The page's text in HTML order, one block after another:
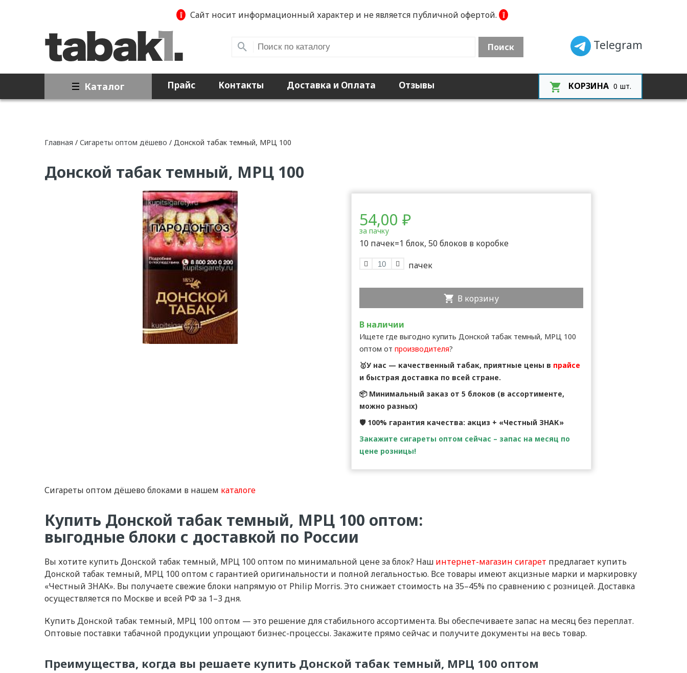
❕ Сайт носит информационный характер и не является публичной офертой. ❕
Поиск Telegram
Каталог Прайс Контакты Доставка и Оплата Отзывы КОРЗИНА 0 шт.
Главная / Сигареты оптом дёшево / Донской табак темный, МРЦ 100
Донской табак темный, МРЦ 100
54,00 ₽
за пачку
10 пачек=1 блок, 50 блоков в коробке
В корзину
В наличии
Ищете где выгодно купить Донской табак темный, МРЦ 100
оптом от производителя?
🥇У нас — качественный табак, приятные цены в прайсе
и быстрая доставка по всей стране.
📦 Минимальный заказ от 5 блоков (в ассортименте,
можно разных)
🛡 100% гарантия качества: акциз + «Честный ЗНАК»
Закажите сигареты оптом сейчас – запас на месяц по
цене розницы!
Сигареты оптом дёшево блоками в нашем каталоге
Купить Донской табак темный, МРЦ 100 оптом:
выгодные блоки с доставкой по России
Вы хотите купить Донской табак темный, МРЦ 100 оптом по минимальной цене за блок? Наш интернет-магазин сигарет предлагает купить
Донской табак темный, МРЦ 100 оптом с гарантией оригинальности и полной легальностью. Все товары имеют акцизные марки и маркировку
«Честный ЗНАК». Вы получаете свежие блоки напрямую от Philip Morris. Это снижает стоимость на 35–45% по сравнению с розницей. Доставка
осуществляется по Москве и всей РФ за 1–3 дня.
Купить Донской табак темный, МРЦ 100 оптом — это решение для стабильного ассортимента. Вы обеспечиваете запас на месяц без переплат.
Оптовые поставки табачной продукции упрощают бизнес-процессы. Закажите прямо сейчас и получите документы на весь товар.
Преимущества, когда вы решаете купить Донской табак темный, МРЦ 100 оптом